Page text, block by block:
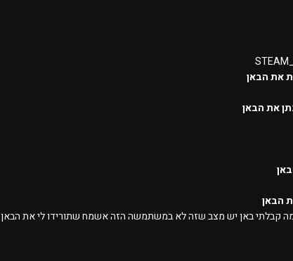
את הבאן
את הבאן
הבאן
מה קבלתי באן יש מצב שזה לא במשתמשה הזה אשמח שתורידו לי את הבאן